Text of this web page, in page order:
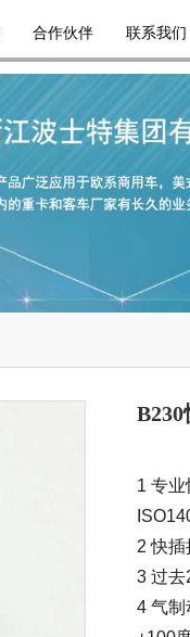
合作伙伴 联系我们
1 专
2 快
3 过去
4 气制